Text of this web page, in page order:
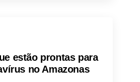
estão prontas para
no Amazonas